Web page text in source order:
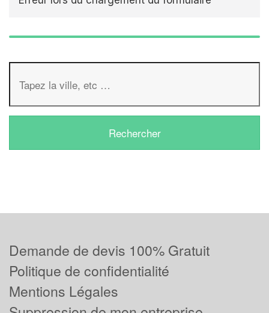
Demande de devis 100% Gratuit
Politique de confidentialité
Mentions Légales